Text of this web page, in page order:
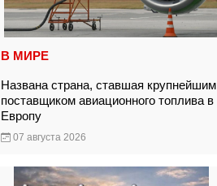
В МИРЕ
Названа страна, ставшая крупнейшим
поставщиком авиационного топлива в
Европу
07 августа 2026